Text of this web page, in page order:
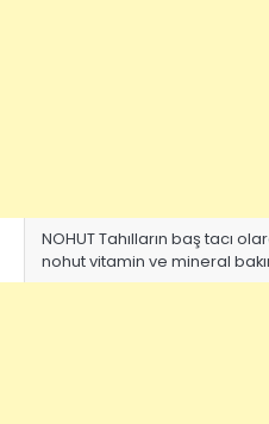
NOHUT Tahılların baş tacı
nohut vitamin ve mineral